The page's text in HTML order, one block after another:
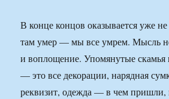
В конце концов оказывается уже
там умер — мы все умрем. Мысль
и воплощение. Упомянутые скамья
— это все декорации, нарядная
реквизит, одежда — в чем пришли,